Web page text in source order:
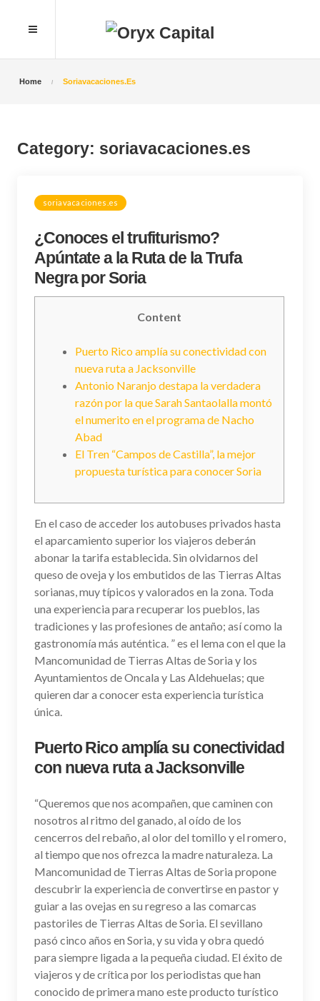
Home Soriavacaciones.es
Category: soriavacaciones.es
soriavacaciones.es
¿Conoces el trufiturismo?
Apúntate a la Ruta de la Trufa
Negra por Soria
Content
Puerto Rico amplía su conectividad con
nueva ruta a Jacksonville
Antonio Naranjo destapa la verdadera
razón por la que Sarah Santaolalla montó
el numerito en el programa de Nacho
Abad
El Tren “Campos de Castilla”, la mejor
propuesta turística para conocer Soria
En el caso de acceder los autobuses privados hasta
el aparcamiento superior los viajeros deberán
abonar la tarifa establecida. Sin olvidarnos del
queso de oveja y los embutidos de las Tierras Altas
sorianas, muy típicos y valorados en la zona. Toda
una experiencia para recuperar los pueblos, las
tradiciones y las profesiones de antaño; así como la
gastronomía más auténtica. ” es el lema con el que la
Mancomunidad de Tierras Altas de Soria y los
Ayuntamientos de Oncala y Las Aldehuelas; que
quieren dar a conocer esta experiencia turística
única.
Puerto Rico amplía su conectividad
con nueva ruta a Jacksonville
“Queremos que nos acompañen, que caminen con
nosotros al ritmo del ganado, al oído de los
cencerros del rebaño, al olor del tomillo y el romero,
al tiempo que nos ofrezca la madre naturaleza. La
Mancomunidad de Tierras Altas de Soria propone
descubrir la experiencia de convertirse en pastor y
guiar a las ovejas en su regreso a las comarcas
pastoriles de Tierras Altas de Soria. El sevillano
pasó cinco años en Soria, y su vida y obra quedó
para siempre ligada a la pequeña ciudad. El éxito de
viajeros y de crítica por los periodistas que han
conocido de primera mano este producto turístico